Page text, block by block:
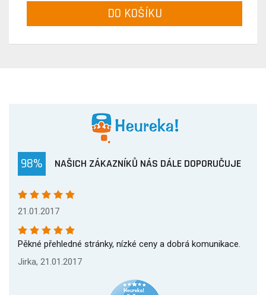
DO KOŠÍKU
98% NAŠICH ZÁKAZNÍKŮ NÁS DÁLE DOPORUČUJE
21.01.2017
Pěkné přehledné stránky, nízké ceny a dobrá komunikace.
Jirka, 21.01.2017